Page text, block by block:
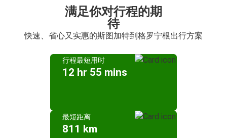
满足你对行程的期
待
快速、省心又实惠的斯图加特到格罗宁根出行方案
行程最短用时
12 hr 55 mins
最短距离
811 km